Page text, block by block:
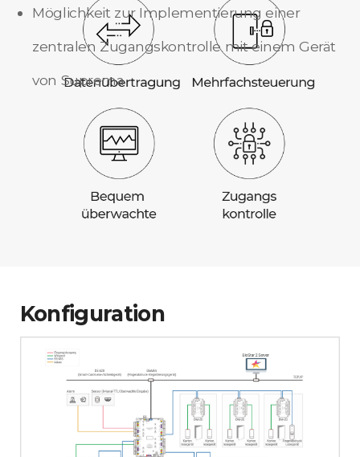
Möglichkeit zur Implementierung einer
zentralen Zugangskontrolle mit einem Gerät
von Suprema
Konfiguration